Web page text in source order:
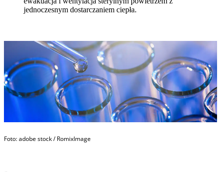
jednoczesnym dostarczaniem ciepła.
Foto: adobe stock / RomixImage